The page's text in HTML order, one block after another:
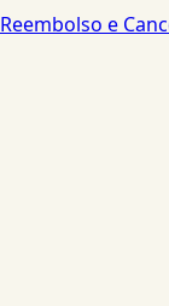
Reembolso e